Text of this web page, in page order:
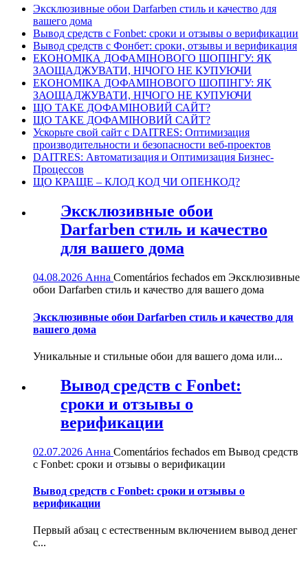
Эксклюзивные обои Darfarben стиль и качество для
вашего дома
Вывод средств с Fonbet: сроки и отзывы о верификации
Вывод средств с Фонбет: сроки, отзывы и верификация
ЕКОНОМІКА ДОФАМІНОВОГО ШОПІНГУ: ЯК
ЗАОЩАДЖУВАТИ, НІЧОГО НЕ КУПУЮЧИ
ЕКОНОМІКА ДОФАМІНОВОГО ШОПІНГУ: ЯК
ЗАОЩАДЖУВАТИ, НІЧОГО НЕ КУПУЮЧИ
ЩО ТАКЕ ДОФАМІНОВИЙ САЙТ?
ЩО ТАКЕ ДОФАМІНОВИЙ САЙТ?
Ускорьте свой сайт с DAITRES: Оптимизация
производительности и безопасности веб-проектов
DAITRES: Автоматизация и Оптимизация Бизнес-
Процессов
ЩО КРАЩЕ – КЛОД КОД ЧИ ОПЕНКОД?
Эксклюзивные обои
Darfarben стиль и качество
для вашего дома
04.08.2026 Анна Comentários fechados em Эксклюзивные
обои Darfarben стиль и качество для вашего дома
Эксклюзивные обои Darfarben стиль и качество для
вашего дома
Уникальные и стильные обои для вашего дома или...
Вывод средств с Fonbet:
сроки и отзывы о
верификации
02.07.2026 Анна Comentários fechados em Вывод средств
с Fonbet: сроки и отзывы о верификации
Вывод средств с Fonbet: сроки и отзывы о
верификации
Первый абзац с естественным включением вывод денег
с...